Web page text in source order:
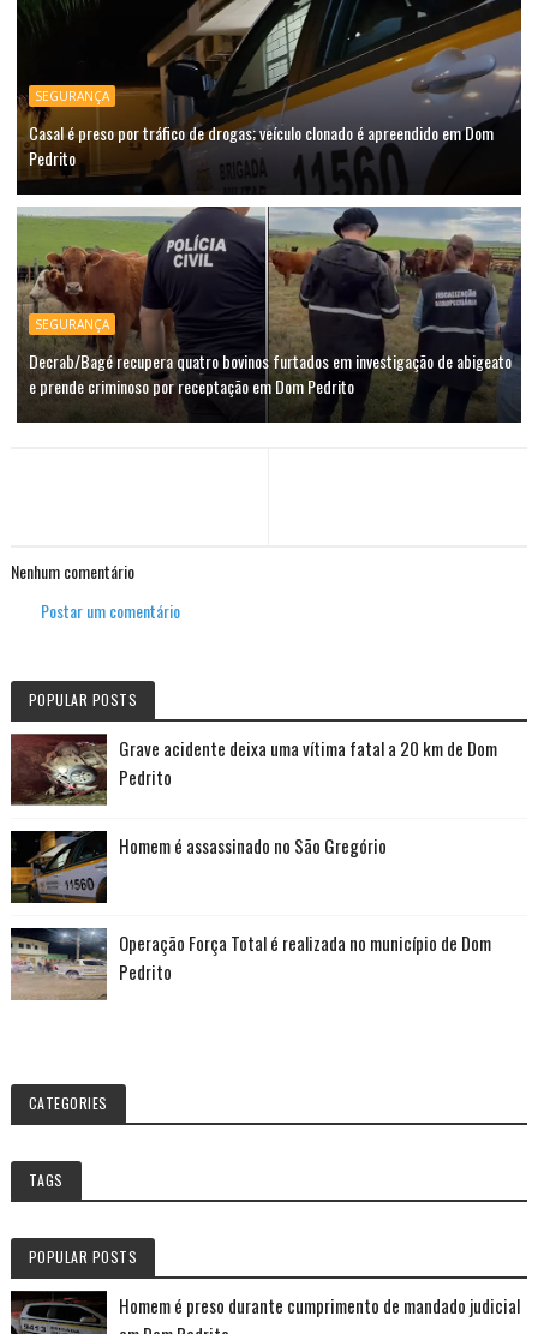
SEGURANÇA
Casal é preso por tráfico de drogas; veículo clonado é apreendido em Dom
Pedrito
SEGURANÇA
Decrab/Bagé recupera quatro bovinos furtados em investigação de abigeato
e prende criminoso por receptação em Dom Pedrito
Nenhum comentário
Postar um comentário
POPULAR POSTS
Grave acidente deixa uma vítima fatal a 20 km de Dom
Pedrito
Homem é assassinado no São Gregório
Operação Força Total é realizada no município de Dom
Pedrito
CATEGORIES
TAGS
POPULAR POSTS
Homem é preso durante cumprimento de mandado judicial